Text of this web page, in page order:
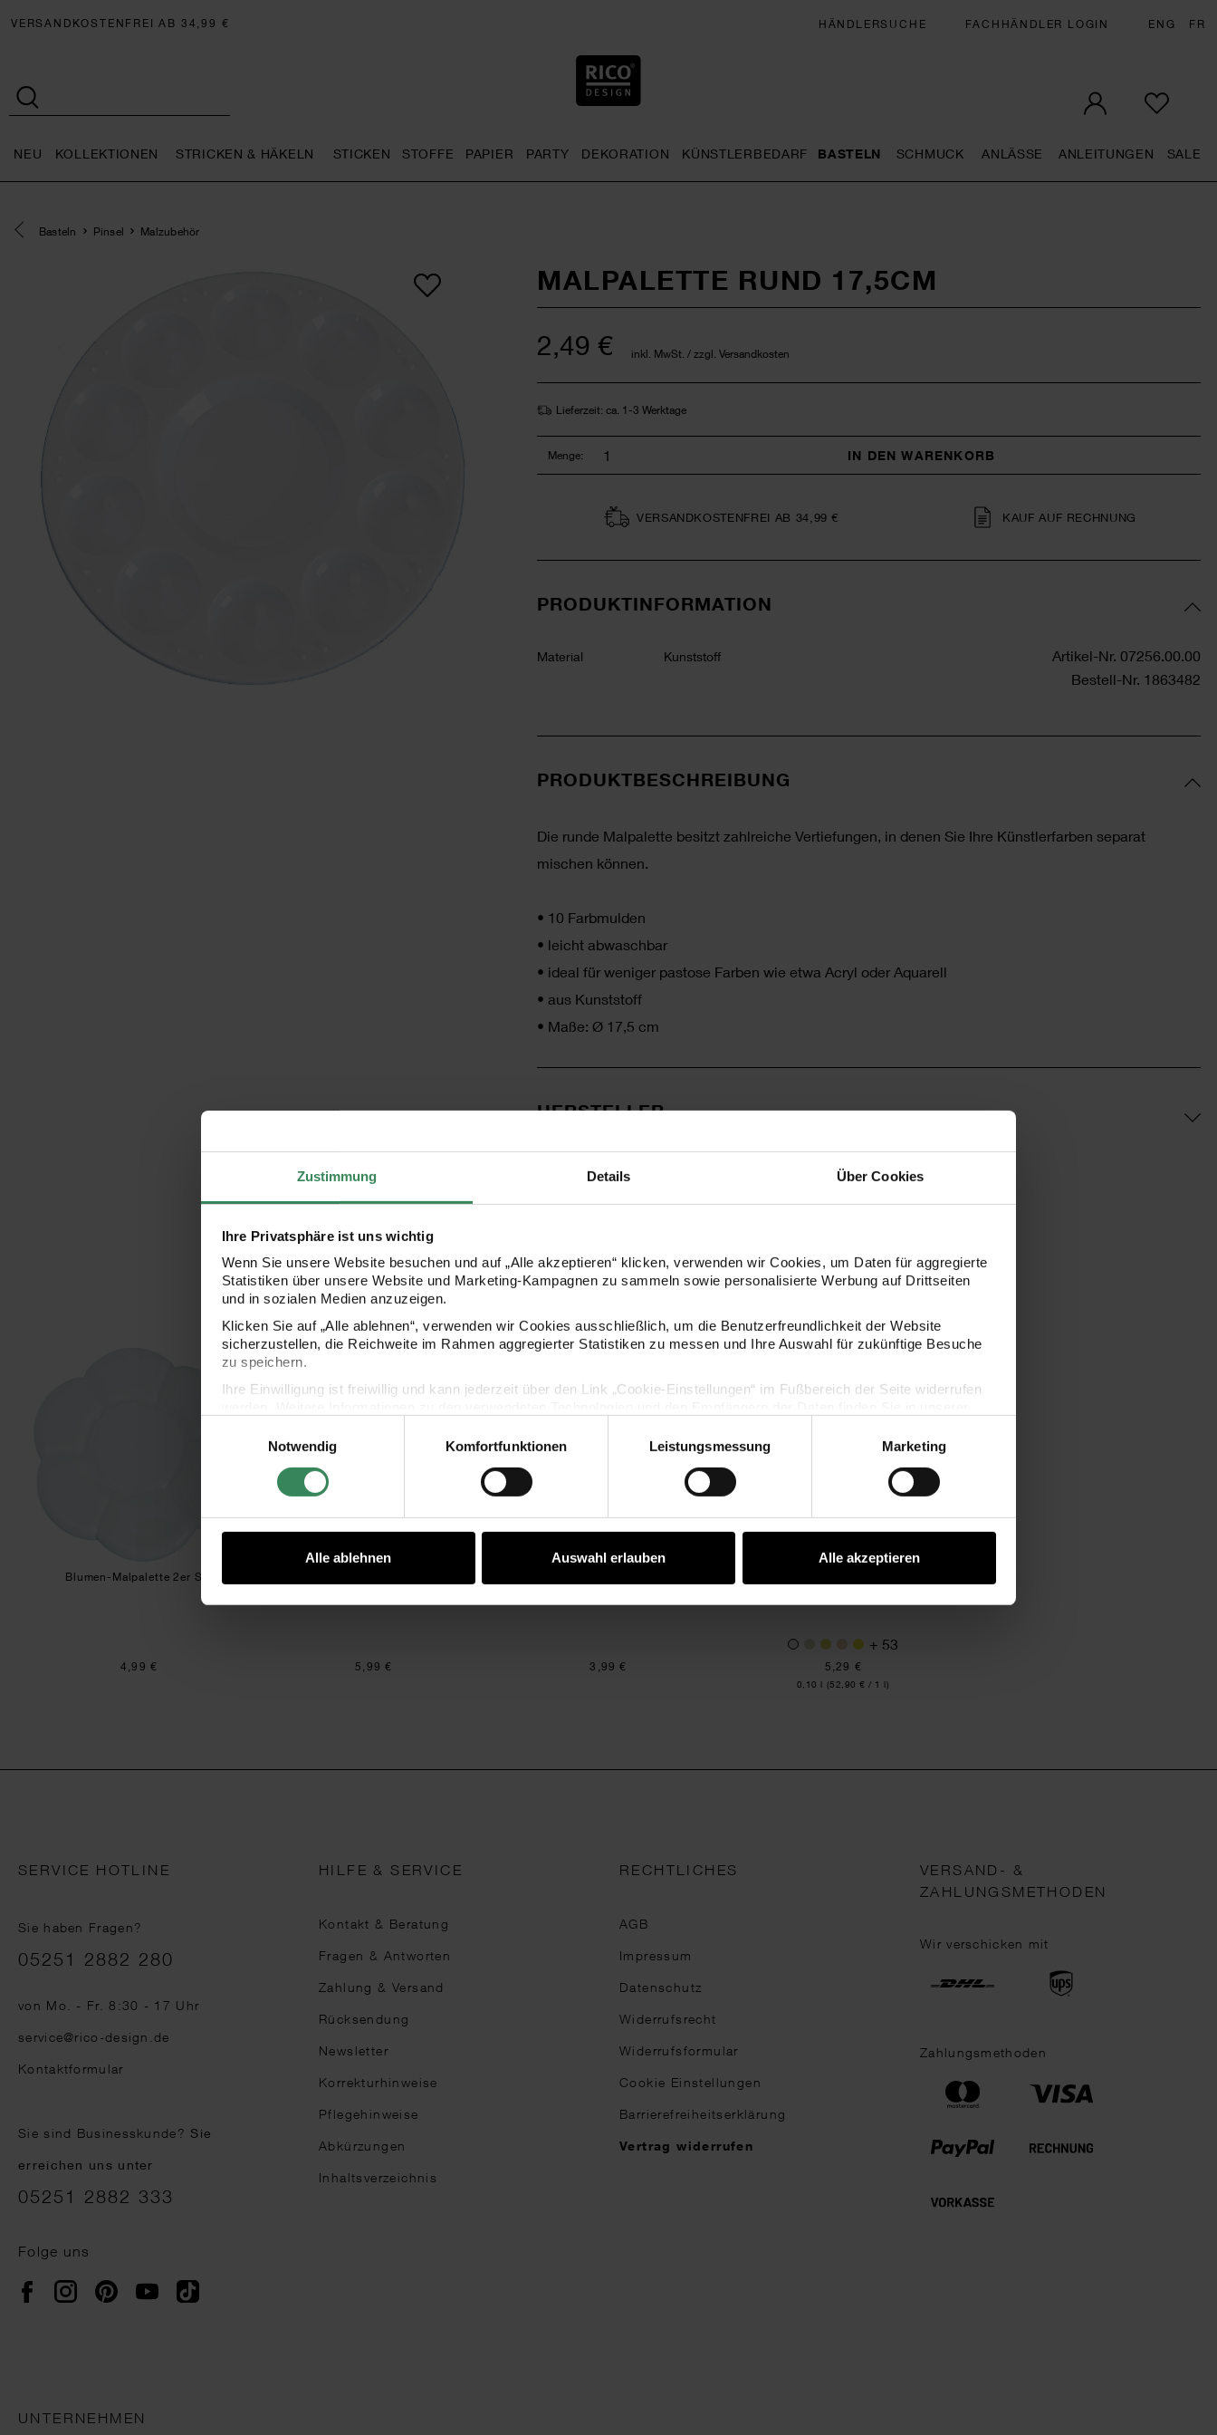
Zustimmung Details Über Cookies
Ihre Privatsphäre ist uns wichtig
Wenn Sie unsere Website besuchen und auf „Alle akzeptieren“ klicken, verwenden wir Cookies, um Daten für aggregierte
Statistiken über unsere Website und Marketing-Kampagnen zu sammeln sowie personalisierte Werbung auf Drittseiten
und in sozialen Medien anzuzeigen.
Klicken Sie auf „Alle ablehnen“, verwenden wir Cookies ausschließlich, um die Benutzerfreundlichkeit der Website
sicherzustellen, die Reichweite im Rahmen aggregierter Statistiken zu messen und Ihre Auswahl für zukünftige Besuche
zu speichern.
Ihre Einwilligung ist freiwillig und kann jederzeit über den Link „Cookie-Einstellungen“ im Fußbereich der Seite widerrufen
Impressum
Datenschutz Vertrag widerrufen
Notwendig
Komfortfunktionen Leistungsmessung Marketing
Alle ablehnen Auswahl erlauben Alle akzeptieren
VERSANDKOSTENFREI AB 34,99 € HÄNDLERSUCHE FACHHÄNDLER LOGIN ENG FR
NEU KOLLEKTIONEN STRICKEN & HÄKELN STICKEN STOFFE PAPIER PARTY DEKORATION KÜNSTLERBEDARF BASTELN SCHMUCK ANLÄSSE ANLEITUNGEN SALE
Eine Kategorie zurück navigieren
Basteln Pinsel Malzubehör
MALPALETTE RUND 17,5CM
2,49 € inkl. MwSt. / zzgl. Versandkosten
Lieferzeit: ca. 1-3 Werktage
Menge: IN DEN WARENKORB
VERSAND­KOSTEN­FREI AB 34,99 € KAUF AUF RECHNUNG
PRODUKTINFORMATION
Material Kunststoff Artikel-Nr. 07256.00.00
Bestell-Nr. 1863482
PRODUKTBESCHREIBUNG
Die runde Malpalette besitzt zahlreiche Vertiefungen, in denen Sie Ihre Künstlerfarben separat
mischen können.
• 10 Farbmulden
• leicht abwaschbar
• ideal für weniger pastose Farben wie etwa Acryl oder Aquarell
• aus Kunststoff
• Maße: Ø 17,5 cm
HERSTELLER
Blumen-Malpalette 2er Set
Blumen-Malpalette 2er Set
4,99 €
Rechteck-Malpalette groß 34x23,4cm
5,99 €
Mal- und Bastelschwämme 2er Set
3,99 €
ART Künstler Acrylfarbe 100ml
+ 53
5,29 €
Inhalt:
0,10 l (52,90 € / 1 l)
SERVICE HOTLINE
Sie haben Fragen?
Telefonnummer
05251 2882 280
von Mo. - Fr. 8:30 - 17 Uhr
service@rico-design.de
Kontaktformular
Sie sind Businesskunde?Sie
erreichen uns unter
05251 2882 333
Folge uns
FacebookInstagramPinterestYouTubeTikTok
HILFE & SERVICE
Kontakt & Beratung
Fragen & Antworten
Zahlung & Versand
Rücksendung
Newsletter
Korrekturhinweise
Pflegehinweise
Abkürzungen
Inhaltsverzeichnis
RECHTLICHES
AGB
Impressum
Datenschutz
Widerrufsrecht
Widerrufsformular
Cookie Einstellungen
Barrierefreiheitserklärung
Vertrag widerrufen
VERSAND- &
ZAHLUNGSMETHODEN
Wir verschicken mit
Zahlungsmethoden
UNTERNEHMEN